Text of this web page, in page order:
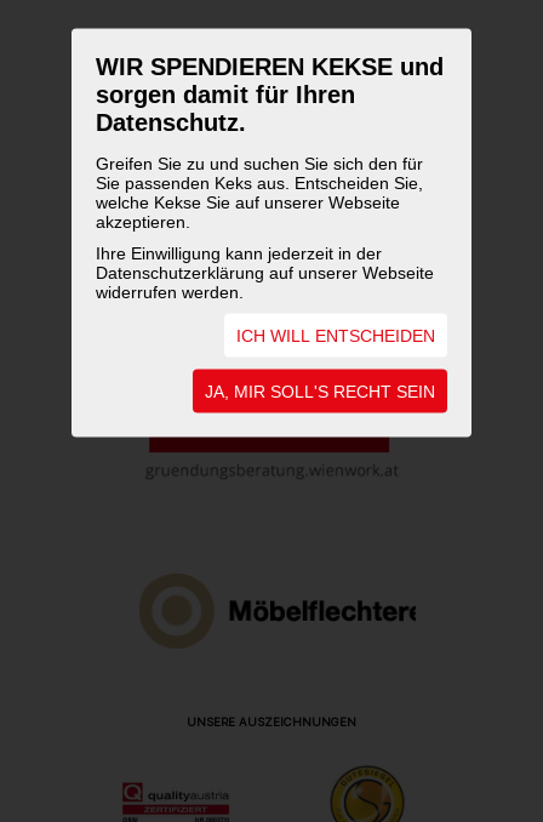
WIR SPENDIEREN KEKSE und
sorgen damit für Ihren
Datenschutz.
Greifen Sie zu und suchen Sie sich den für
Sie passenden Keks aus. Entscheiden Sie,
welche Kekse Sie auf unserer Webseite
akzeptieren.
Ihre Einwilligung kann jederzeit in der
Datenschutzerklärung auf unserer Webseite
widerrufen werden.
ICH WILL ENTSCHEIDEN
JA, MIR SOLL'S RECHT SEIN
UNSERE AUSZEICHNUNGEN